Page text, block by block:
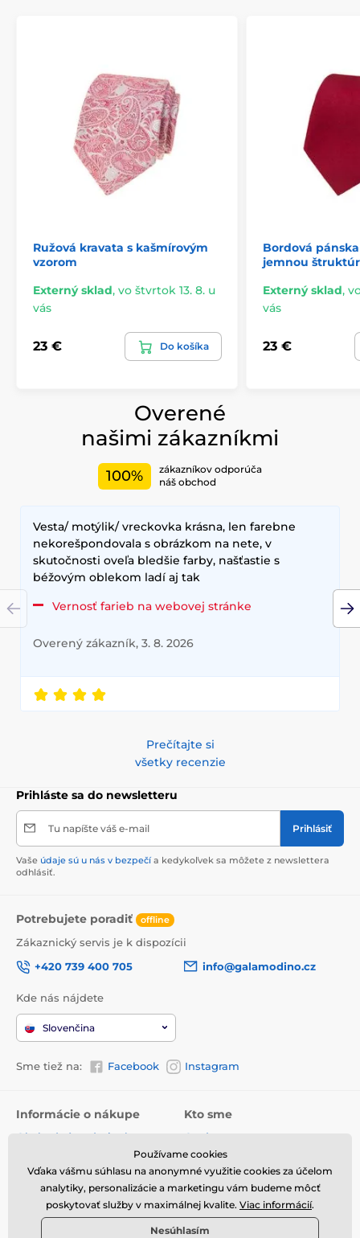
Ružová kravata s kašmírovým
vzorom
Externý sklad, vo štvrtok 13. 8. u
vás
23 € Do košíka
Bordová
jemnou
Externý sklad,
vás
23 €
Overené
našimi zákazníkmi
100%
zákazníkov odporúča
náš obchod
Vesta/ motýlik/ vreckovka krásna, len farebne
nekorešpondovala s obrázkom na nete, v
skutočnosti oveľa bledšie farby, našťastie s
béžovým oblekom ladí aj tak
Vernosť farieb na webovej stránke
Overený zákazník, 3. 8. 2026
Prečítajte si
všetky recenzie
Prihláste sa do newsletteru
Tu napíšte váš e-mail Prihlásiť
Vaše údaje sú u nás v bezpečí a kedykoľvek sa môžete z newslettera
odhlásiť.
Potrebujete poradiť offline
Zákaznický servis je k dispozícii
+420 739 400 705
info@galamodino.cz
Kde nás nájdete
Slovenčina
Sme tiež na: Facebook Instagram
Informácie o nákupe
Obchodné podmienky
Vrátenie tovaru a reklamácie
Online vrátenie a reklamácia
Kto sme
O nás
Kontaktné údaje
Ochrana osobných údajov
Spolupráca s Galamodino
Používame cookies
Vďaka vášmu súhlasu na anonymné využitie cookies za účelom
analytiky, personalizácie a marketingu vám budeme môcť
poskytovať služby v maximálnej kvalite. Viac informácií.
Nesúhlasím